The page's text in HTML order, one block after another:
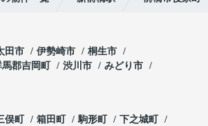
田市 伊勢崎市
桐生市
郡吉岡町 渋川市
みどり市
俣町 箱田町 駒形町
下之城町